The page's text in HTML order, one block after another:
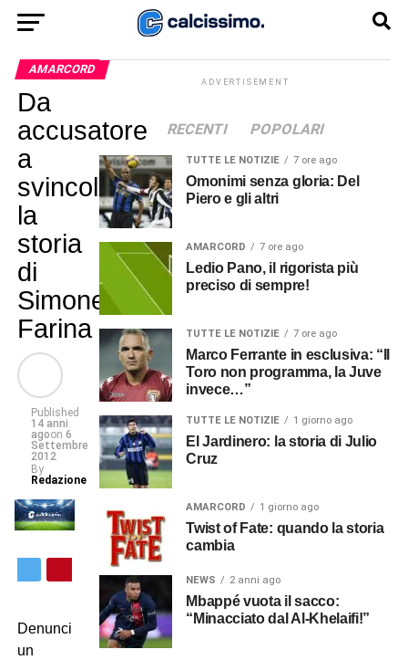
AMARCORD
Da
accusatore
a
svincolato,
la
storia
di
Simone
Farina
Published
14 anni
agoon 6
Settembre
2012
By
Redazione
Denunciò
un
ADVERTISEMENT
RECENTI POPOLARI
TUTTE LE NOTIZIE 7 ore ago
Omonimi senza gloria: Del
Piero e gli altri
AMARCORD 7 ore ago
Ledio Pano, il rigorista più
preciso di sempre!
TUTTE LE NOTIZIE 7 ore ago
Marco Ferrante in esclusiva: “Il
Toro non programma, la Juve
invece…”
TUTTE LE NOTIZIE 1 giorno ago
El Jardinero: la storia di Julio
Cruz
AMARCORD 1 giorno ago
Twist of Fate: quando la storia
cambia
NEWS 2 anni ago
Mbappé vuota il sacco:
“Minacciato dal Al-Khelaifi!”